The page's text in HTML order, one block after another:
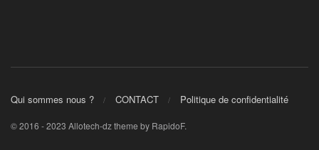
Qui sommes nous ? CONTACT Politique de confidentialité
© 2016 - 2023 Allotech-dz theme by RapidoF.